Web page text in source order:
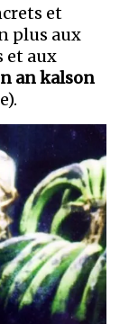
et
plus aux
et aux
an kalson